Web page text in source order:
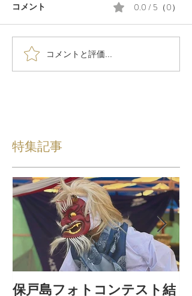
コメント 0.0 / 5（0）
コメントと評価...
特集記事
保戸島フォトコンテスト結